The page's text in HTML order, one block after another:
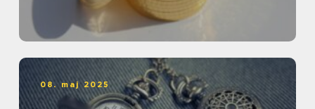
08. maj 2025